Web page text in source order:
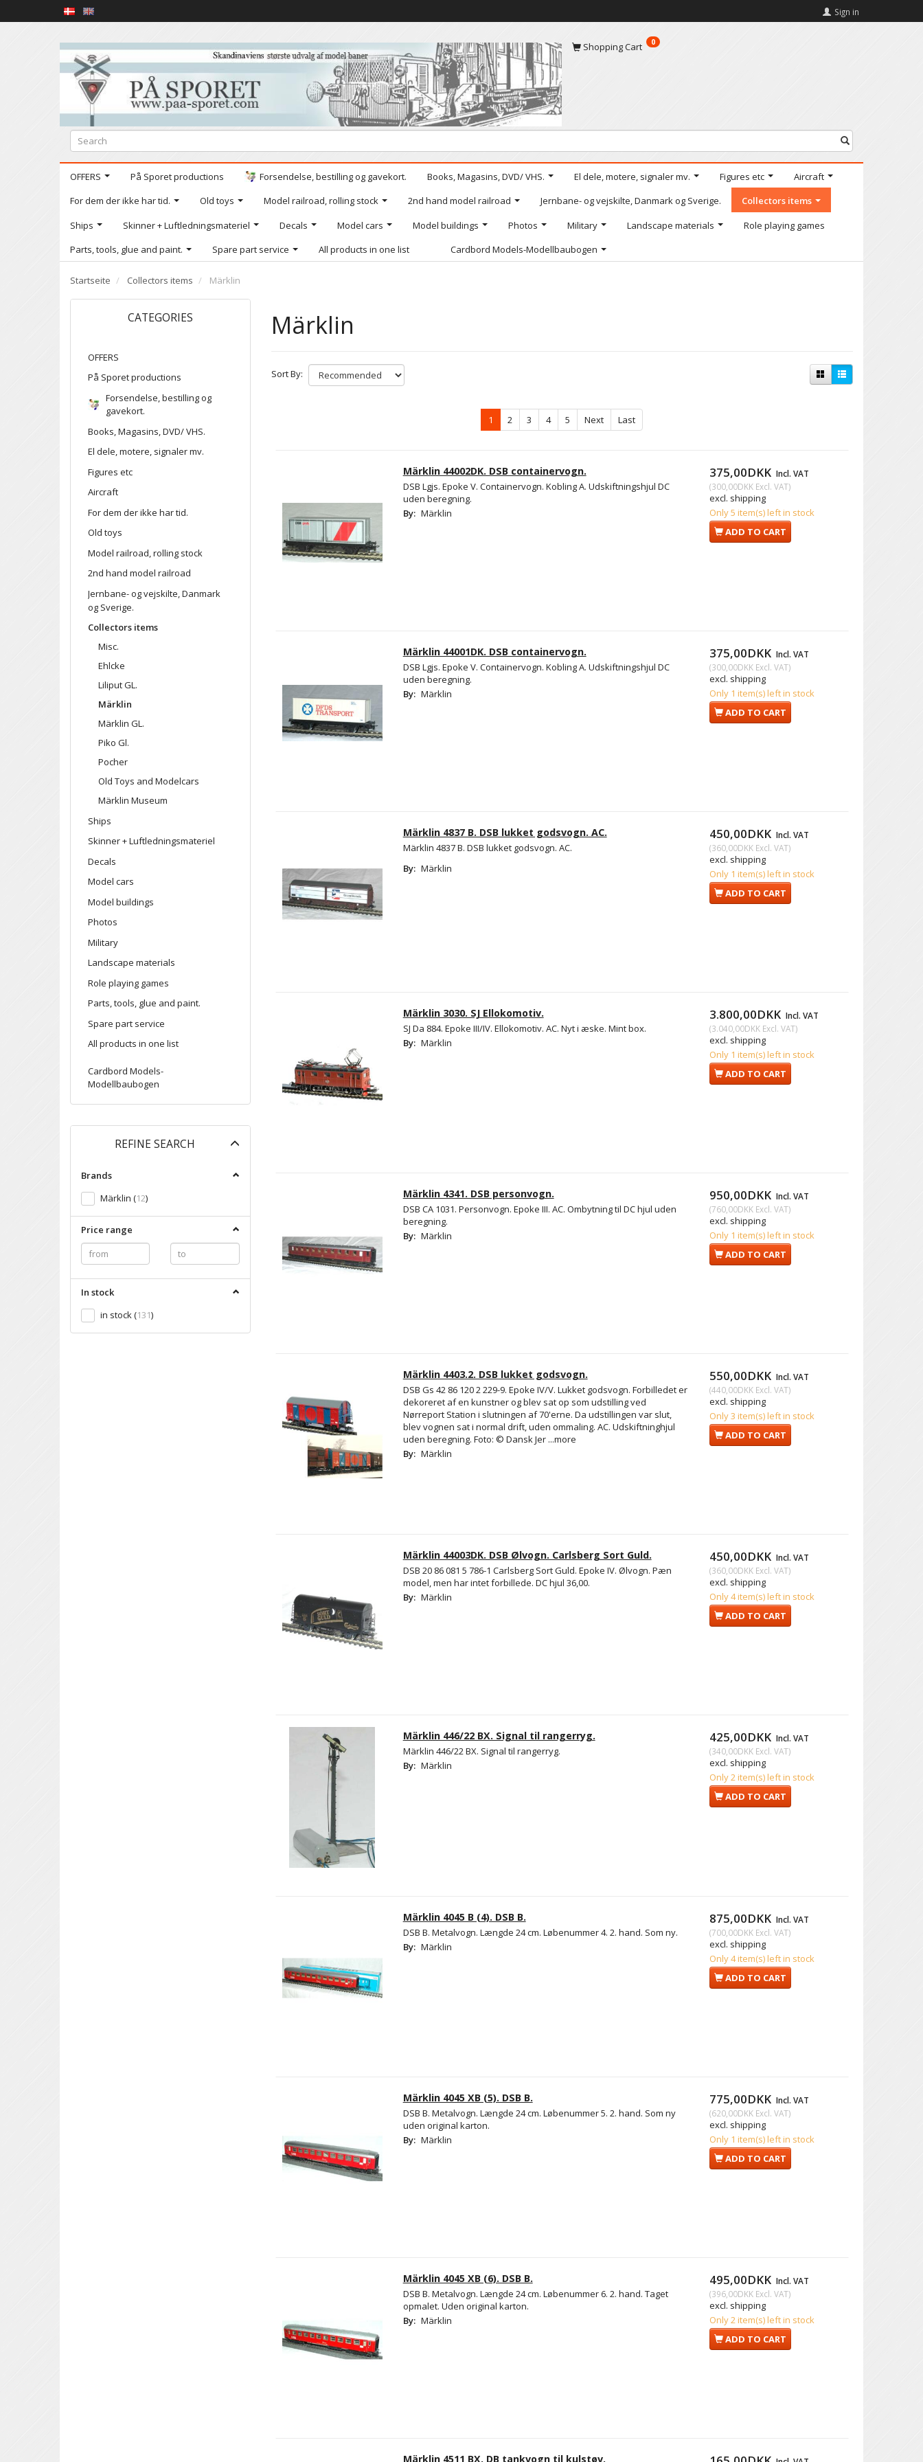
Sign in
Shopping Cart 0
OFFERS På Sporet productions Forsendelse, bestilling og gavekort. Books, Magasins, DVD/ VHS. El dele, motere, signaler mv. Figures etc
Aircraft
For dem der ikke har tid.
Old toys Model railroad, rolling stock 2nd hand model railroad Jernbane- og vejskilte, Danmark og Sverige.
Collectors items
Ships
Skinner + Luftledningsmateriel Decals Model cars Model buildings Photos Military Landscape materials
Role playing games
Parts, tools, glue and paint.
Spare part service All products in one list Cardbord Models-Modellbaubogen
Startseite Collectors items Märklin
CATEGORIES
OFFERS
På Sporet productions
Forsendelse, bestilling og
gavekort.
Books, Magasins, DVD/ VHS.
El dele, motere, signaler mv.
Figures etc
Aircraft
For dem der ikke har tid.
Old toys
Model railroad, rolling stock
2nd hand model railroad
Jernbane- og vejskilte, Danmark
og Sverige.
Collectors items
Misc.
Ehlcke
Liliput GL.
Märklin
Märklin GL.
Piko Gl.
Pocher
Old Toys and Modelcars
Märklin Museum
Ships
Skinner + Luftledningsmateriel
Decals
Model cars
Model buildings
Photos
Military
Landscape materials
Role playing games
Parts, tools, glue and paint.
Spare part service
All products in one list
Cardbord Models-
Modellbaubogen
REFINE SEARCH
Brands
Märklin (12)
Price range
In stock
in stock(131)
Märklin
Sort By:
1 2 3 4 5 Next Last
Märklin 44002DK. DSB containervogn.
DSB Lgjs. Epoke V. Containervogn. Kobling A. Udskiftningshjul DC
uden beregning.
By: Märklin
375,00DKK Incl. VAT
(300,00DKKExcl. VAT)
excl. shipping
Only 5 item(s) left in stock
ADD TO CART
Märklin 44001DK. DSB containervogn.
DSB Lgjs. Epoke V. Containervogn. Kobling A. Udskiftningshjul DC
uden beregning.
By: Märklin
375,00DKK Incl. VAT
(300,00DKKExcl. VAT)
excl. shipping
Only 1 item(s) left in stock
ADD TO CART
Märklin 4837 B. DSB lukket godsvogn. AC.
Märklin 4837 B. DSB lukket godsvogn. AC.
By: Märklin
450,00DKK Incl. VAT
(360,00DKKExcl. VAT)
excl. shipping
Only 1 item(s) left in stock
ADD TO CART
Märklin 3030. SJ Ellokomotiv.
SJ Da 884. Epoke III/IV. Ellokomotiv. AC. Nyt i æske. Mint box.
By: Märklin
3.800,00DKK Incl. VAT
(3.040,00DKKExcl. VAT)
excl. shipping
Only 1 item(s) left in stock
ADD TO CART
Märklin 4341. DSB personvogn.
DSB CA 1031. Personvogn. Epoke III. AC. Ombytning til DC hjul uden
beregning.
By: Märklin
950,00DKK Incl. VAT
(760,00DKKExcl. VAT)
excl. shipping
Only 1 item(s) left in stock
ADD TO CART
Märklin 4403.2. DSB lukket godsvogn.
DSB Gs 42 86 120 2 229-9. Epoke IV/V. Lukket godsvogn. Forbilledet er
dekoreret af en kunstner og blev sat op som udstilling ved
Nørreport Station i slutningen af 70'erne. Da udstillingen var slut,
blev vognen sat i normal drift, uden ommaling. AC. Udskiftninghjul
uden beregning. Foto: © Dansk Jer ...more
By: Märklin
550,00DKK Incl. VAT
(440,00DKKExcl. VAT)
excl. shipping
Only 3 item(s) left in stock
ADD TO CART
Märklin 44003DK. DSB Ølvogn. Carlsberg Sort Guld.
DSB 20 86 081 5 786-1 Carlsberg Sort Guld. Epoke IV. Ølvogn. Pæn
model, men har intet forbillede. DC hjul 36,00.
By: Märklin
450,00DKK Incl. VAT
(360,00DKKExcl. VAT)
excl. shipping
Only 4 item(s) left in stock
ADD TO CART
Märklin 446/22 BX. Signal til rangerryg.
Märklin 446/22 BX. Signal til rangerryg.
By: Märklin
425,00DKK Incl. VAT
(340,00DKKExcl. VAT)
excl. shipping
Only 2 item(s) left in stock
ADD TO CART
Märklin 4045 B (4). DSB B.
DSB B. Metalvogn. Længde 24 cm. Løbenummer 4. 2. hand. Som ny.
By: Märklin
875,00DKK Incl. VAT
(700,00DKKExcl. VAT)
excl. shipping
Only 4 item(s) left in stock
ADD TO CART
Märklin 4045 XB (5). DSB B.
DSB B. Metalvogn. Længde 24 cm. Løbenummer 5. 2. hand. Som ny
uden original karton.
By: Märklin
775,00DKK Incl. VAT
(620,00DKKExcl. VAT)
excl. shipping
Only 1 item(s) left in stock
ADD TO CART
Märklin 4045 XB (6). DSB B.
DSB B. Metalvogn. Længde 24 cm. Løbenummer 6. 2. hand. Taget
opmalet. Uden original karton.
By: Märklin
495,00DKK Incl. VAT
(396,00DKKExcl. VAT)
excl. shipping
Only 2 item(s) left in stock
ADD TO CART
Märklin 4511 BX. DB tankvogn til kulstøv.